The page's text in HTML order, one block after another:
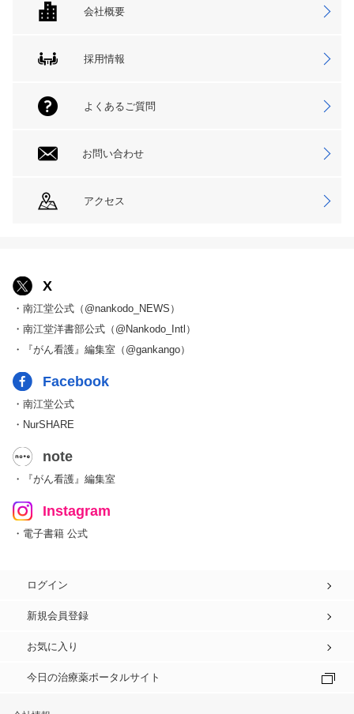
会社概要
採用情報
よくあるご質問
お問い合わせ
アクセス
X
・南江堂公式（@nankodo_NEWS）
・南江堂洋書部公式（@Nankodo_Intl）
・『がん看護』編集室（@gankango）
Facebook
・南江堂公式
・NurSHARE
note
・『がん看護』編集室
Instagram
・電子書籍 公式
ログイン
新規会員登録
お気に入り
今日の治療薬ポータルサイト